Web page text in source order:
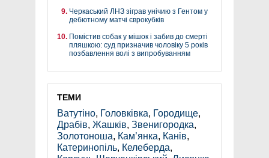
Черкаський ЛНЗ зіграв унічию з Гентом у
дебютному матчі єврокубків
Помістив собак у мішок і забив до смерті
пляшкою: суд призначив чоловіку 5 років
позбавлення волі з випробуванням
ТЕМИ
Ватутіно, Головківка, Городище,
Драбів, Жашків, Звенигородка,
Золотоноша, Кам’янка, Канів,
Катеринопіль, Келеберда,